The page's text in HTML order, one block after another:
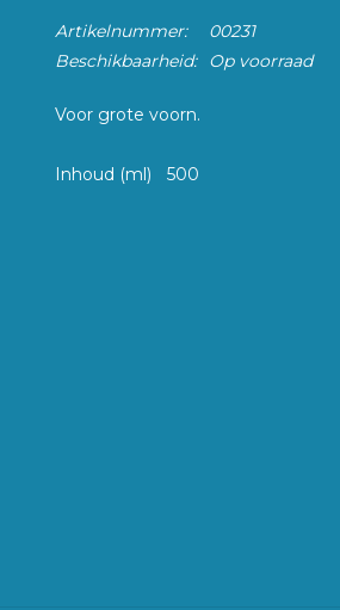
Artikelnummer:
00231
Beschikbaarheid:
Op voorraad
Voor grote voorn.
Inhoud (ml) 500